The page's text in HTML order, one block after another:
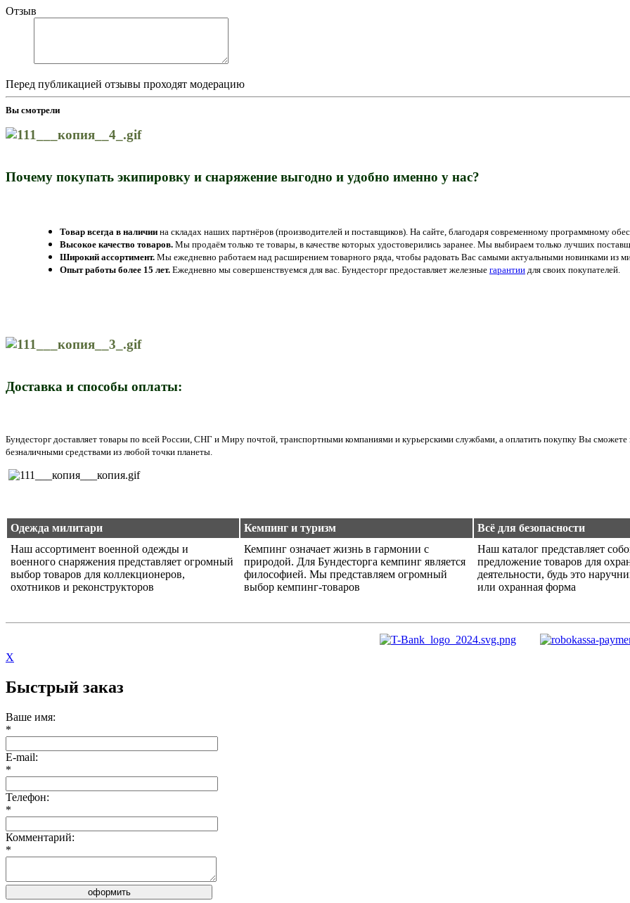
Отзыв
Перед публикацией отзывы проходят модерацию
Вы смотрели
Почему покупать экипировку и снаряжение выгодно и удобно именно у нас?
Товар всегда в наличии на складах наших партнёров (производителей и поставщиков). На сайте, благодаря современному программному
Высокое качество товаров. Мы продаём только те товары, в качестве которых удостоверились заранее. Мы выбираем только лучших
Широкий ассортимент. Мы ежедневно работаем над расширением товарного ряда, чтобы радовать Вас самыми актуальными новинками из
Опыт работы более 15 лет. Ежедневно мы совершенствуемся для вас. Бундесторг предоставляет железные гарантии для своих покупателей.
Доставка и способы оплаты:
Бундесторг доставляет товары по всей России, СНГ и Миру почтой, транспортными компаниями и курьерскими службами, а оплатить покупку Вы
безналичными средствами из любой точки планеты.
Одежда милитари Кемпинг и туризм
Всё для безопасности
Наш ассортимент военной одежды и
военного снаряжения представляет огромный
выбор товаров для коллекционеров,
охотников и реконструкторов
Кемпинг означает жизнь в гармонии с
природой. Для Бундесторга кемпинг является
философией. Мы представляем огромный
выбор кемпинг-товаров
Наш каталог представляет
предложение товаров для
деятельности, будь это
или охранная форма
X
Быстрый заказ
Ваше имя:
*
E-mail:
*
Телефон:
*
Комментарий:
*